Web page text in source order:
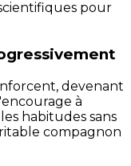
pour
devenant
à
habitudes sans
compagnon